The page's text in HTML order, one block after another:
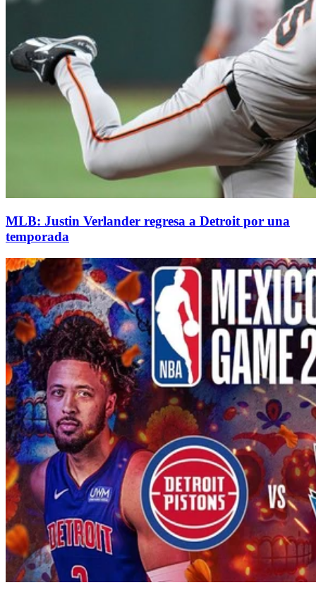
MLB: Justin Verlander regresa a Detroit por una
temporada